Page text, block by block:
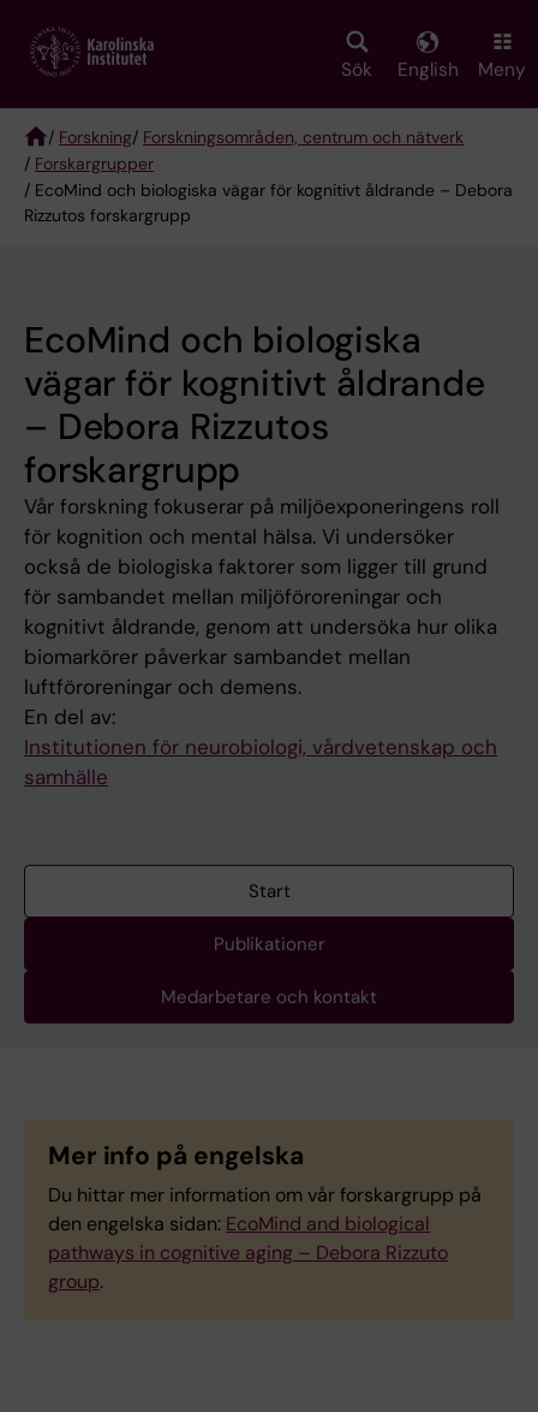
main
Sök English Meny
Breadcrumb
/ Forskning/ Forskningsområden, centrum och nätverk
/ Forskargrupper
/ EcoMind och biologiska vägar för kognitivt åldrande – Debora
Rizzutos forskargrupp
EcoMind och biologiska
vägar för kognitivt åldrande
– Debora Rizzutos
forskargrupp
Vår forskning fokuserar på miljöexponeringens roll
för kognition och mental hälsa. Vi undersöker
också de biologiska faktorer som ligger till grund
för sambandet mellan miljöföroreningar och
kognitivt åldrande, genom att undersöka hur olika
biomarkörer påverkar sambandet mellan
luftföroreningar och demens.
En del av:
Institutionen för neurobiologi, vårdvetenskap och
samhälle
Start
Publikationer
Medarbetare och kontakt
Mer info på engelska
Du hittar mer information om vår forskargrupp på
den engelska sidan: EcoMind and biological
pathways in cognitive aging – Debora Rizzuto
group.